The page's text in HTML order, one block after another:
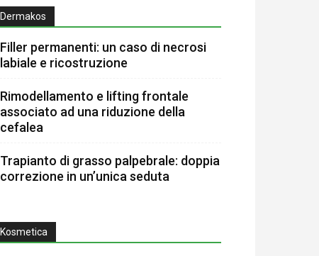
Dermakos
Filler permanenti: un caso di necrosi
labiale e ricostruzione
Rimodellamento e lifting frontale
associato ad una riduzione della
cefalea
Trapianto di grasso palpebrale: doppia
correzione in un’unica seduta
Kosmetica